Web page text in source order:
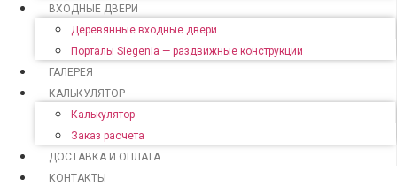
ВХОДНЫЕ ДВЕРИ
Деревянные входные двери
Порталы Siegenia — раздвижные конструкции
ГАЛЕРЕЯ
КАЛЬКУЛЯТОР
Калькулятор
Заказ расчета
ДОСТАВКА И ОПЛАТА
КОНТАКТЫ